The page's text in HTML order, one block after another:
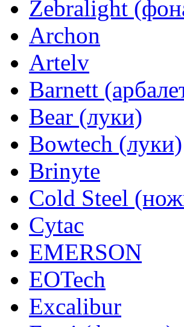
Zebralight
Archon
Artelv
Barnett
Bear (луки)
Bowtech (луки)
Brinyte
Cold Steel
Cytac
EMERSON
EOTech
Excalibur